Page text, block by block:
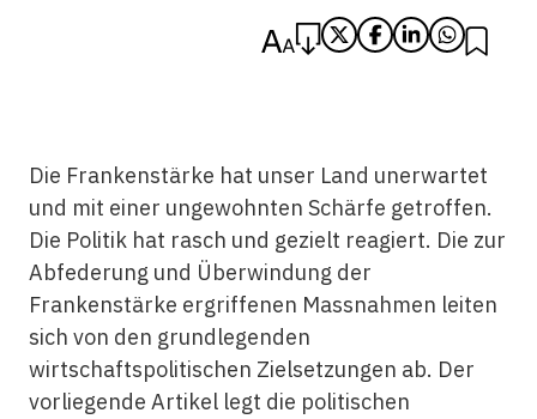
Die Frankenstärke hat unser Land unerwartet
und mit einer ungewohnten Schärfe getroffen.
Die Politik hat rasch und gezielt reagiert. Die zur
Abfederung und Überwindung der
Frankenstärke ergriffenen Massnahmen leiten
sich von den grundlegenden
wirtschaftspolitischen Zielsetzungen ab. Der
vorliegende Artikel legt die politischen